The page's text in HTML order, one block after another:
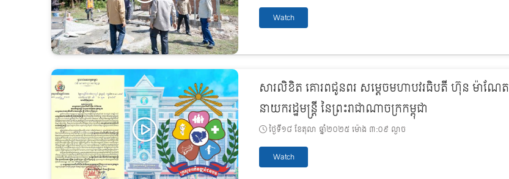
Watch
សារលិខិត គោរពជូនពរ សម្តេចមហាបវរធិបតី ហ៊ុន ម៉ាណែត
នាយករដ្ឋមន្ត្រី នៃព្រះរាជាណាចក្រកម្ពុជា
ថ្ងៃទី១៨ ខែតុលា ឆ្នាំ២០២៥ ម៉ោង ៣:០៩ ល្ងាច
Watch